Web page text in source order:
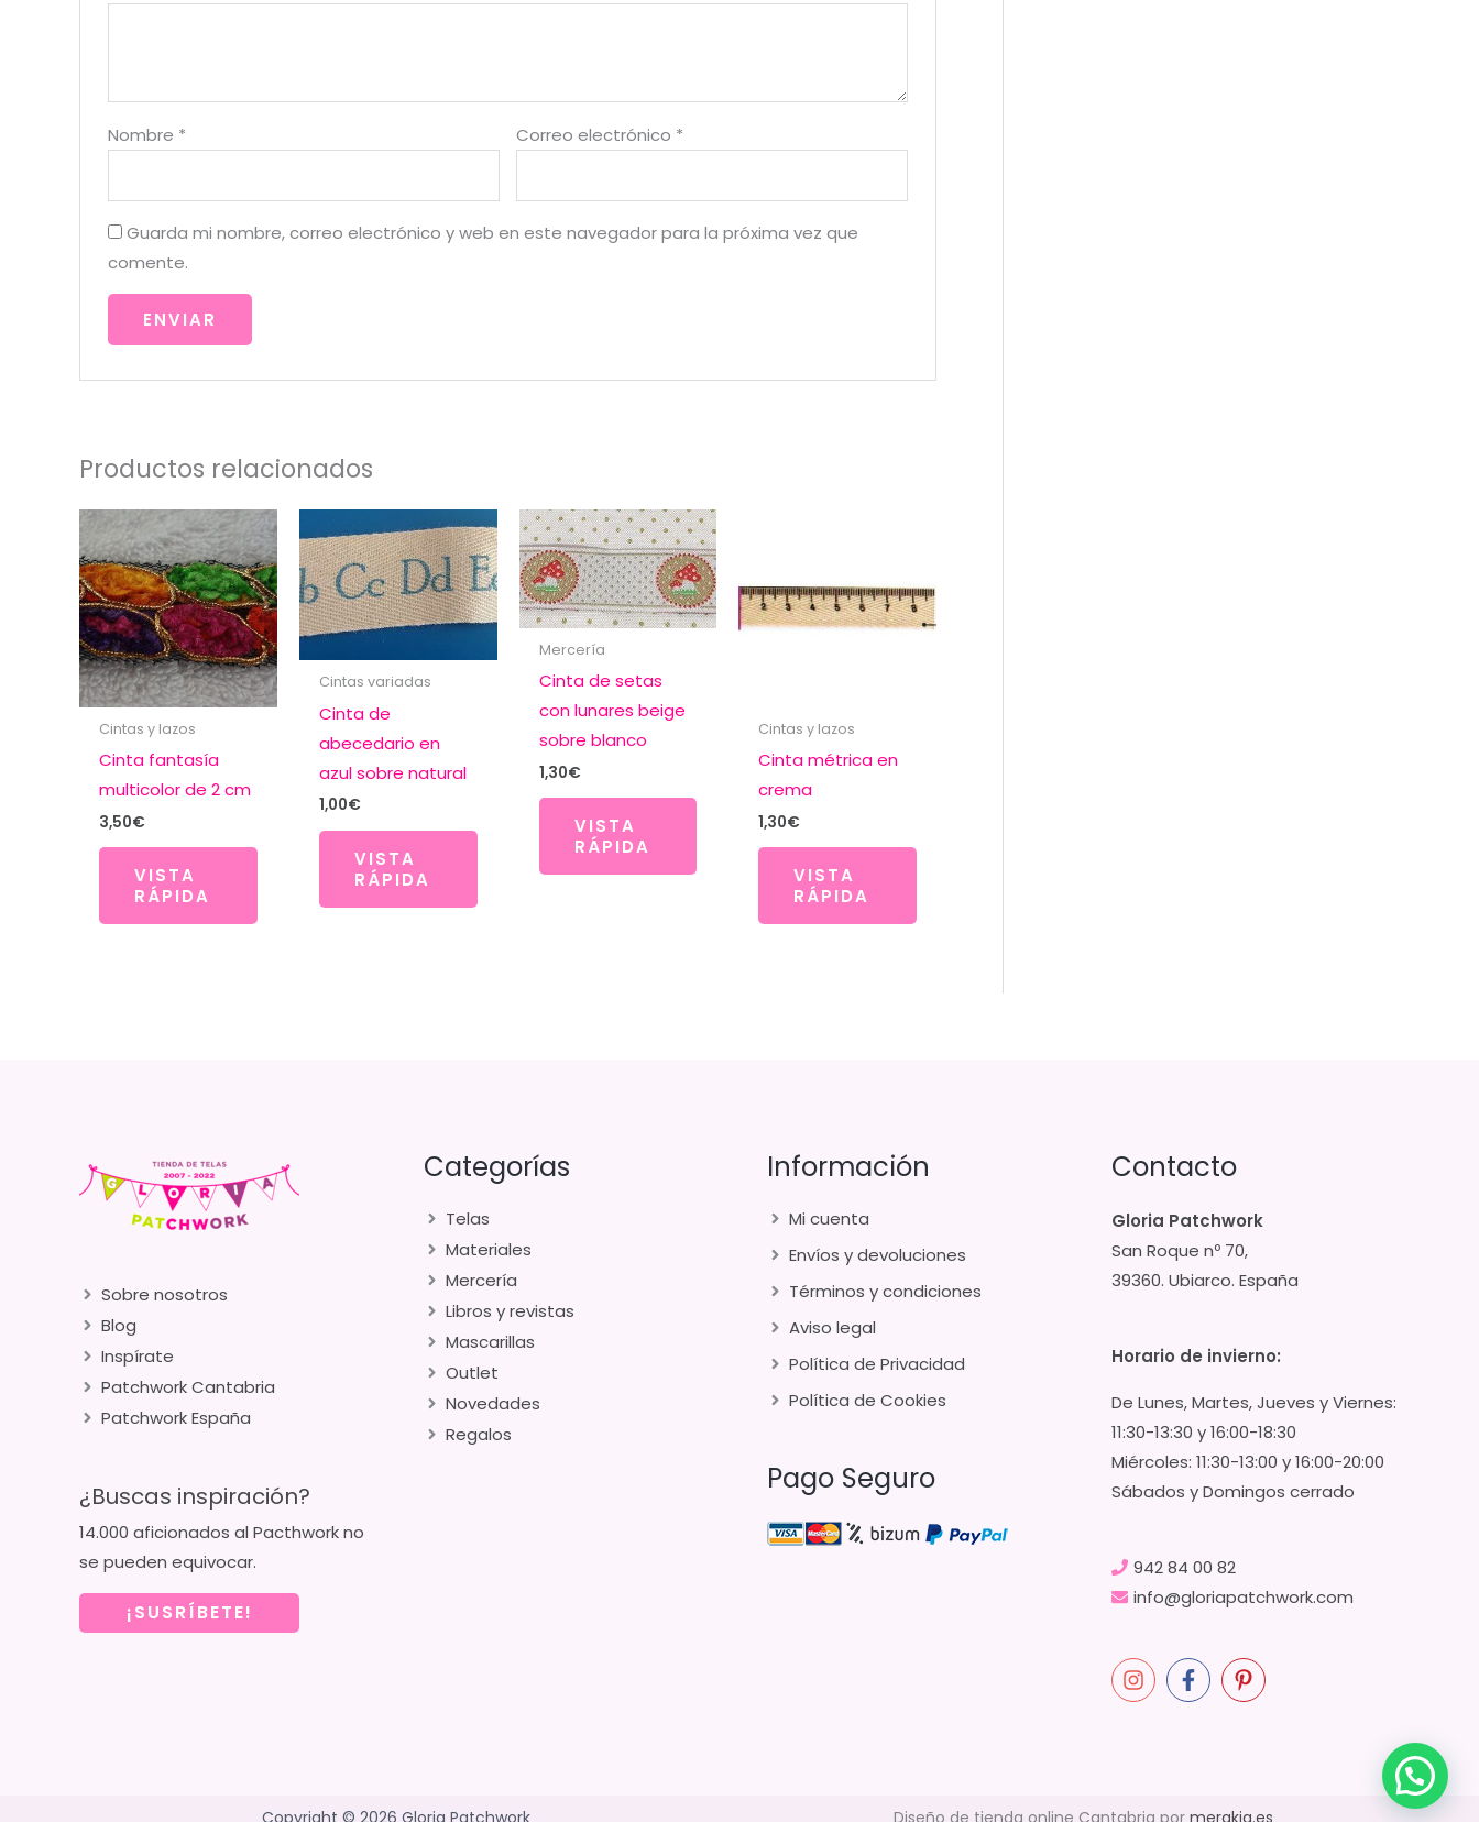
Nombre * Correo electrónico *
Guarda mi nombre, correo electrónico y web en este navegador para la próxima vez que
comente.
Productos relacionados
Cintas y lazos
Cinta fantasía
multicolor de 2 cm
3,50€
VISTA
RÁPIDA
Cintas variadas
Cinta de
abecedario en
azul sobre natural
1,00€
VISTA
RÁPIDA
Mercería
Cinta de setas
con lunares beige
sobre blanco
1,30€
VISTA
RÁPIDA
Cintas y lazos
Cinta métrica en
crema
1,30€
VISTA
RÁPIDA
Sobre nosotros
Blog
Inspírate
Patchwork Cantabria
Patchwork España
¿Buscas inspiración?
14.000 aficionados al Pacthwork no
se pueden equivocar.
¡SUSRÍBETE!
Categorías
Telas
Materiales
Mercería
Libros y revistas
Mascarillas
Outlet
Novedades
Regalos
Información
Mi cuenta
Envíos y devoluciones
Términos y condiciones
Aviso legal
Política de Privacidad
Política de Cookies
Pago Seguro
Contacto
Gloria Patchwork
San Roque nº 70,
39360. Ubiarco. España
Horario de invierno:
De Lunes, Martes, Jueves y Viernes:
11:30-13:30 y 16:00-18:30
Miércoles: 11:30-13:00 y 16:00-20:00
Sábados y Domingos cerrado
942 84 00 82
info@gloriapatchwork.com
Copyright © 2026 Gloria Patchwork Diseño de tienda online Cantabria por merakia.es